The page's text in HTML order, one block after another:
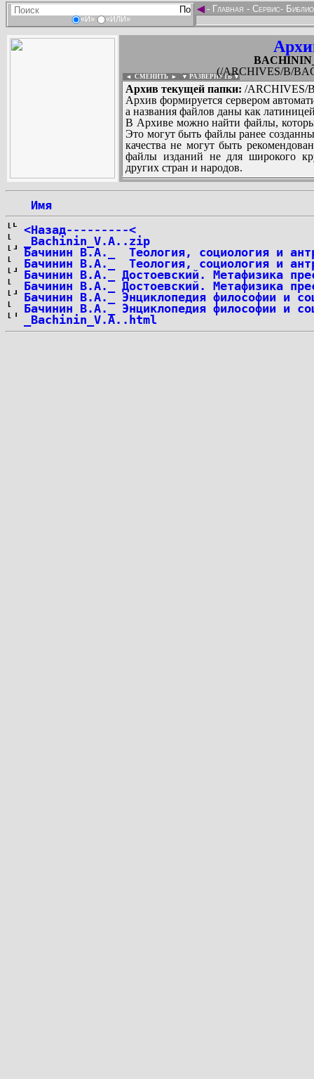
«И» «ИЛИ»
◄- Главная - Сервис-
(/ARCHIVES/B/
◄ СМЕНИТЬ ► ▼ РАЗВЕРНУТЬ ▼
Архив текущей папки: /ARCHIVES/
Архив формируется сервером
а названия файлов даны как
В Архиве можно найти файлы,
Это могут быть файлы ранее
качества не могут быть
файлы изданий не для широкого
других стран и народов.
Имя
<Назад---------<
_Bachinin_V.A..zip
Бачинин В.А._  Теология, социология и
Бачинин В.А._  Теология, социология и
Бачинин В.А._ Достоевский. Метафизика
Бачинин В.А._ Достоевский. Метафизика
Бачинин В.А._ Энциклопедия философии и
Бачинин В.А._ Энциклопедия философии и
_Bachinin_V.A..html